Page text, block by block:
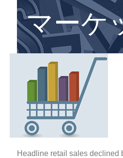
マーケ
Headline retail sales declined